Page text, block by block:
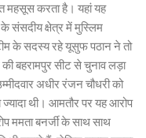
महसूस करता है। यहां यह
संसदीय क्षेत्र में मुस्लिम
के सदस्य रहे यूसुफ पठान ने तो
बहरामपुर सीट से चुनाव लड़ा
अधीर रंजन चौधरी को
ज्यादा थी। आमतौर पर यह आरोप
ममता बनर्जी के साथ साथ